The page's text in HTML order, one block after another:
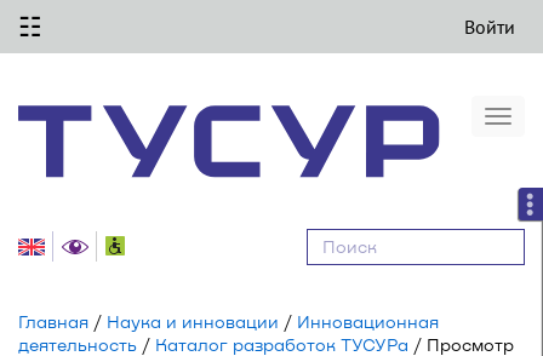
☷ Войти
Главная / Наука и инновации / Инновационная
деятельность / Каталог разработок ТУСУРа / Просмотр